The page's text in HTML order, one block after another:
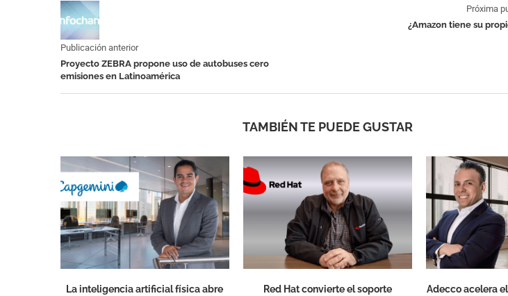
Publicación anterior
Proyecto ZEBRA propone uso de autobuses cero
emisiones en Latinoamérica
Próxima
¿Amazon tiene su
TAMBIÉN TE PUEDE GUSTAR
La inteligencia artificial física abre
Red Hat convierte el soporte
Adecco acelera